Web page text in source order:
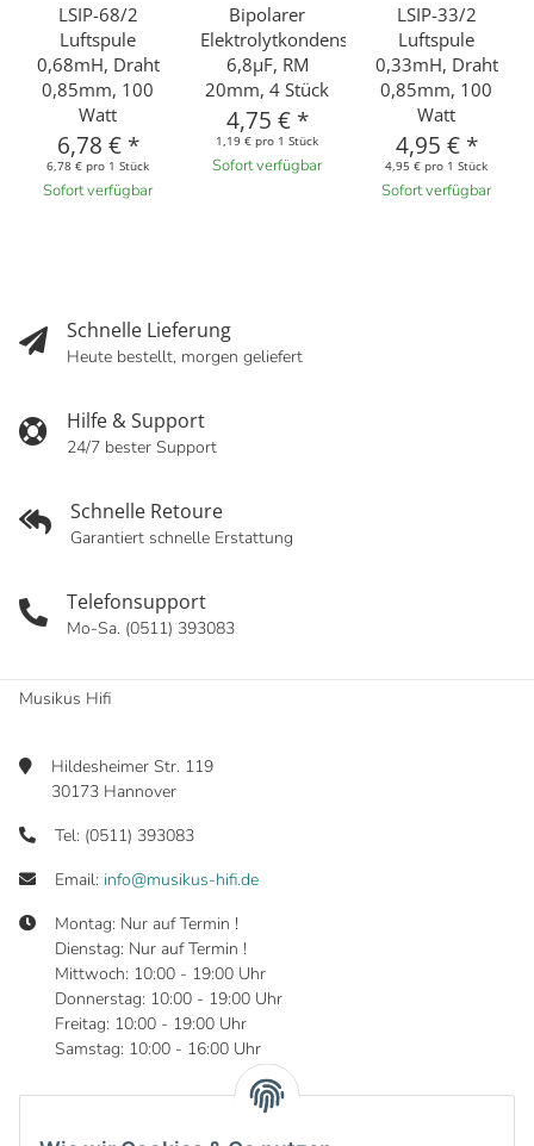
LSIP-68/2
Luftspule
0,68mH, Draht
0,85mm, 100
Watt
6,78 € *
6,78 € pro 1 Stück
Sofort verfügbar
Bipolarer
Elektrolytkondensator
6,8µF, RM
20mm, 4 Stück
4,75 € *
1,19 € pro 1 Stück
Sofort verfügbar
LSIP-33/2
Luftspule
0,33mH, Draht
0,85mm, 100
Watt
4,95 € *
4,95 € pro 1 Stück
Sofort verfügbar
Schnelle Lieferung
Heute bestellt, morgen geliefert
Hilfe & Support
24/7 bester Support
Schnelle Retoure
Garantiert schnelle Erstattung
Telefonsupport
Mo-Sa. (0511) 393083
Musikus Hifi
Hildesheimer Str. 119
30173 Hannover
Tel: (0511) 393083
Email: info@musikus-hifi.de
Montag: Nur auf Termin !
Dienstag: Nur auf Termin !
Mittwoch: 10:00 - 19:00 Uhr
Donnerstag: 10:00 - 19:00 Uhr
Freitag: 10:00 - 19:00 Uhr
Samstag: 10:00 - 16:00 Uhr